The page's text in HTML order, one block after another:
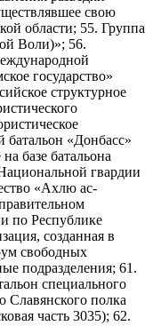
свою
области; 55. Группа
Воли)»; 56.
государство»
структурное
«Донбасс»
базе батальона
гвардии
«Ахлю ас-
Республике
созданная в
свободных
подразделения; 61.
специального
Славянского полка
часть 3035); 62.